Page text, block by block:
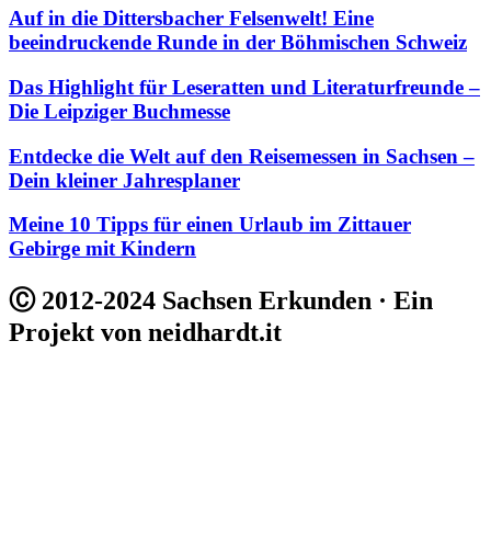
Auf in die Dittersbacher Felsenwelt! Eine
beeindruckende Runde in der Böhmischen Schweiz
Das Highlight für Leseratten und Literaturfreunde –
Die Leipziger Buchmesse
Entdecke die Welt auf den Reisemessen in Sachsen –
Dein kleiner Jahresplaner
Meine 10 Tipps für einen Urlaub im Zittauer
Gebirge mit Kindern
Ⓒ 2012-2024 Sachsen Erkunden · Ein
Projekt von neidhardt.it